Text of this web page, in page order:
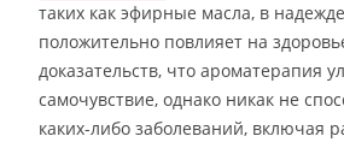
таких как эфирные масла, в
положительно повлияет на
доказательств, что ароматерапия
самочувствие, однако никак не
каких-либо заболеваний, включая